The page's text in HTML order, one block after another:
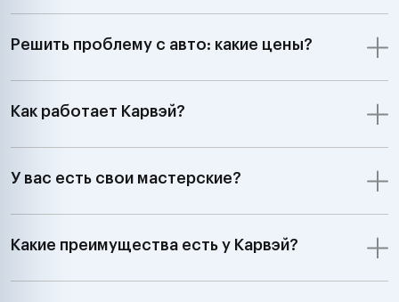
Решить проблему с авто: какие цены?
Как работает Карвэй?
У вас есть свои мастерские?
Какие преимущества есть у Карвэй?